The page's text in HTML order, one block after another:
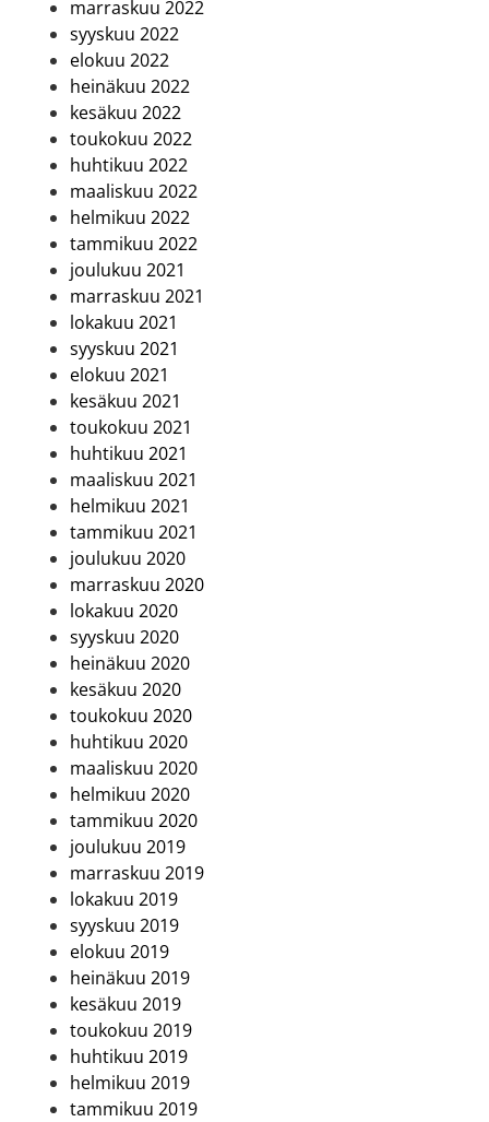
marraskuu 2022
syyskuu 2022
elokuu 2022
heinäkuu 2022
kesäkuu 2022
toukokuu 2022
huhtikuu 2022
maaliskuu 2022
helmikuu 2022
tammikuu 2022
joulukuu 2021
marraskuu 2021
lokakuu 2021
syyskuu 2021
elokuu 2021
kesäkuu 2021
toukokuu 2021
huhtikuu 2021
maaliskuu 2021
helmikuu 2021
tammikuu 2021
joulukuu 2020
marraskuu 2020
lokakuu 2020
syyskuu 2020
heinäkuu 2020
kesäkuu 2020
toukokuu 2020
huhtikuu 2020
maaliskuu 2020
helmikuu 2020
tammikuu 2020
joulukuu 2019
marraskuu 2019
lokakuu 2019
syyskuu 2019
elokuu 2019
heinäkuu 2019
kesäkuu 2019
toukokuu 2019
huhtikuu 2019
helmikuu 2019
tammikuu 2019